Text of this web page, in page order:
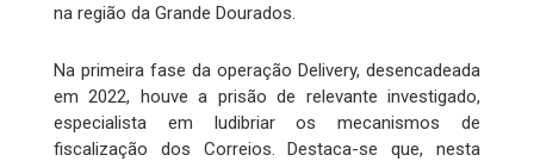
na região da Grande Dourados.
Na primeira fase da operação Delivery, desencadeada
em 2022, houve a prisão de relevante investigado,
especialista em ludibriar os mecanismos de
fiscalização dos Correios. Destaca-se que, nesta